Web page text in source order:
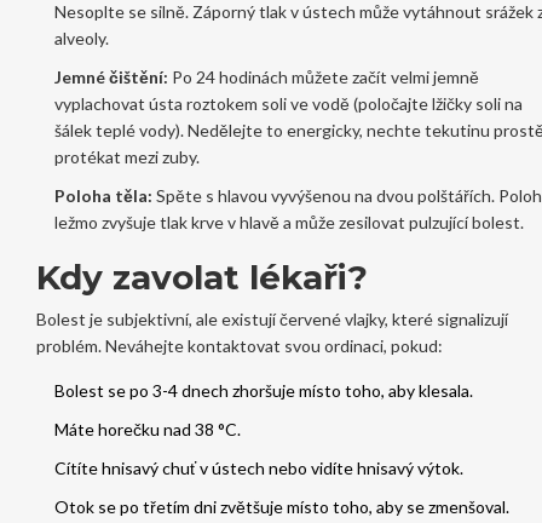
Nesoplte se silně. Záporný tlak v ústech může vytáhnout srážek
alveoly.
Jemné čištění: Po 24 hodinách můžete začít velmi jemně
vyplachovat ústa roztokem soli ve vodě (poločajte lžičky soli na
šálek teplé vody). Nedělejte to energicky, nechte tekutinu
protékat mezi zuby.
Poloha těla: Spěte s hlavou vyvýšenou na dvou polštářích.
ležmo zvyšuje tlak krve v hlavě a může zesilovat pulzující bolest.
Kdy zavolat lékaři?
Bolest je subjektivní, ale existují červené vlajky, které signalizují
problém. Neváhejte kontaktovat svou ordinaci, pokud:
Bolest se po 3-4 dnech zhoršuje místo toho, aby klesala.
Máte horečku nad 38 °C.
Cítíte hnisavý chuť v ústech nebo vidíte hnisavý výtok.
Otok se po třetím dni zvětšuje místo toho, aby se zmenšoval.